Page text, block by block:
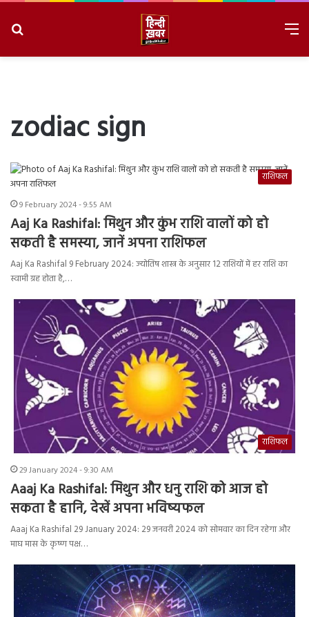
zodiac sign
राशिफल
9 February 2024 - 9:55 AM
Aaj Ka Rashifal: मिथुन और कुंभ राशि वालों को हो
सकती है समस्या, जानें अपना राशिफल
Aaj Ka Rashifal 9 February 2024: ज्योतिष शास्त्र के अनुसार 12 राशियों में हर राशि का
स्वामी ग्रह होता है,…
राशिफल
29 January 2024 - 9:30 AM
Aaaj Ka Rashifal: मिथुन और धनु राशि को आज हो
सकता है हानि, देखें अपना भविष्यफल
Aaaj Ka Rashifal 29 January 2024: 29 जनवरी 2024 को सोमवार का दिन रहेगा और
माघ मास के कृष्ण पक्ष…